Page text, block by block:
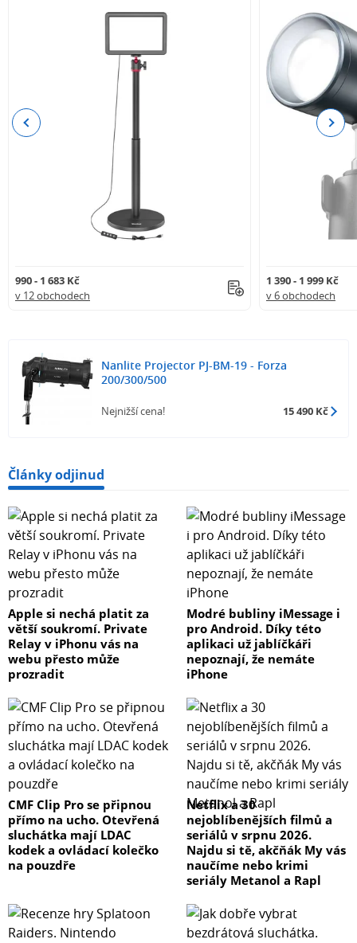
990 - 1 683 Kč
v 12 obchodech
1 390 - 1 999 Kč
v 6 obchodech
Previous Next
Nanlite Projector PJ-BM-19 - Forza
200/300/500
Nejnižší cena! 15 490 Kč
Články odjinud
Apple si nechá platit za
větší soukromí. Private
Relay v iPhonu vás na
webu přesto může
prozradit
Modré bubliny iMessage i
pro Android. Díky této
aplikaci už jablíčkáři
nepoznají, že nemáte
iPhone
CMF Clip Pro se připnou
přímo na ucho. Otevřená
sluchátka mají LDAC
kodek a ovládací kolečko
na pouzdře
Netflix a 30
nejoblíbenějších filmů a
seriálů v srpnu 2026.
Najdu si tě, akčňák My vás
naučíme nebo krimi
seriály Metanol a Rapl